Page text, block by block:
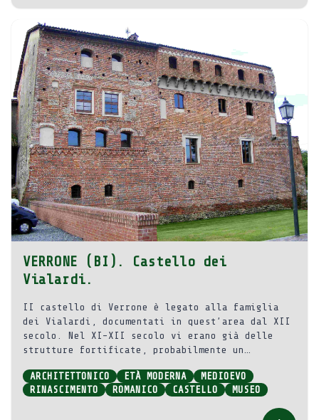
VERRONE (BI). Castello dei
Vialardi.
II castello di Verrone è legato alla famiglia
dei Vialardi, documentati in quest’area dal XII
secolo. Nel XI-XII secolo vi erano già delle
strutture fortificate, probabilmente un
le torri angolari risalenti al XIV secolo. Altri
interventi furono eseguiti nel XV e nel XVII-
ARCHITETTONICO ETÀ MODERNA
MEDIOEVO
RINASCIMENTO
ROMANICO CASTELLO MUSEO